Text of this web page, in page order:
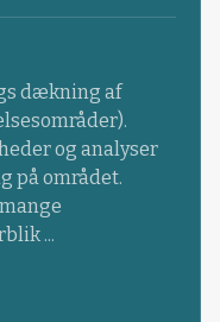
dækning af
og analyser
på området.
...